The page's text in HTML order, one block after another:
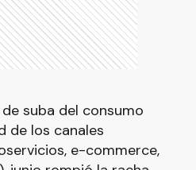
suba del consumo
de los canales
e-commerce,